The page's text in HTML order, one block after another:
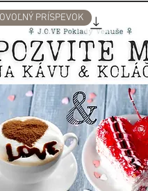
PRÍSPEVOK